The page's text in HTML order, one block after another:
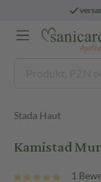
Stada Haut
Kamistad
1